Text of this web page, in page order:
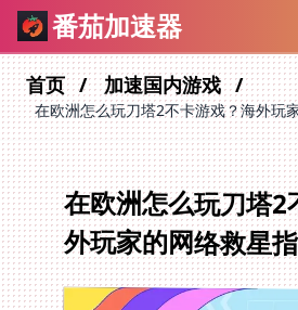
番茄加速器
首页 加速国内游戏
在欧洲怎么玩刀塔2不卡游戏？海外玩
在欧洲怎么玩刀塔2
外玩家的网络救星